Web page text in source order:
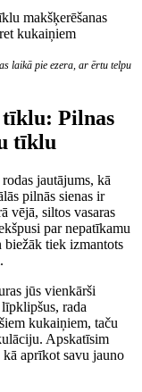
laikā pie ezera, ar ērtu telpu
tīklu: Pilnas
tīklu
jautājums, kā
pilnās sienas ir
vējā, siltos vasaras
par nepatīkamu
biežāk tiek izmantots
jūs vienkārši
rada
kukaiņiem, taču
Apskatīsim
aprīkot savu jauno